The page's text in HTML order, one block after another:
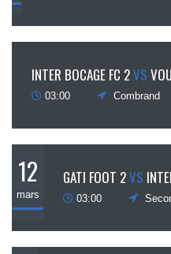
INTER BOCAGE FC 2VS
03:00 Combrand
12
mars
GATI FOOT 2VS
03:00